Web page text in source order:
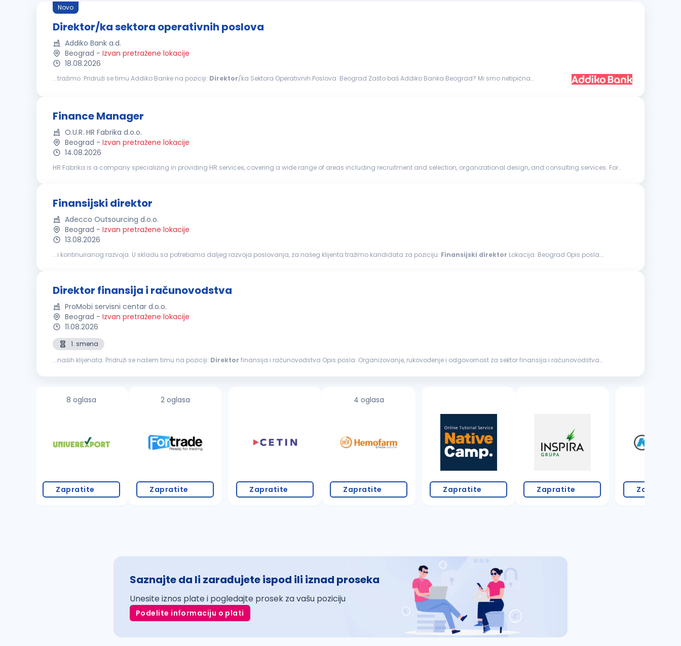
Novo
Direktor/ka sektora operativnih poslova
Addiko Bank a.d.
Beograd - Izvan pretražene lokacije
18.08.2026
...tražimo. Pridruži se timu Addiko Banke na poziciji: Direktor/ka Sektora Operativnih Poslova Beograd Zašto baš Addiko Banka Beograd? Mi smo netipična
Finance Manager
O.U.R. HR Fabrika d.o.o.
Beograd - Izvan pretražene lokacije
14.08.2026
HR Fabrika is a company specializing in providing HR services, covering a wide range of areas including recruitment and selection, organizational design, and consulting services. For
Finansijski direktor
Adecco Outsourcing d.o.o.
Beograd - Izvan pretražene lokacije
13.08.2026
...i kontinuiranog razvoja. U skladu sa potrebama daljeg razvoja poslovanja, za našeg klijenta tražimo kandidata za poziciju: Finansijski direktor Lokacija: Beograd Opis posla:
Direktor finansija i računovodstva
ProMobi servisni centar d.o.o.
Beograd - Izvan pretražene lokacije
11.08.2026
1. smena
...naših klijenata. Pridruži se našem timu na poziciji: Direktor finansija i računovodstva Opis posla: Organizovanje, rukovođenje i odgovornost za sektor finansija i računovodstva
8 oglasa
Zapratite
2 oglasa
Zapratite Zapratite
4 oglasa
Zapratite Zapratite Zapratite Zapratite
Saznajte da li zarađujete ispod ili iznad proseka
Unesite iznos plate i pogledajte prosek za vašu poziciju
Podelite informaciju o plati